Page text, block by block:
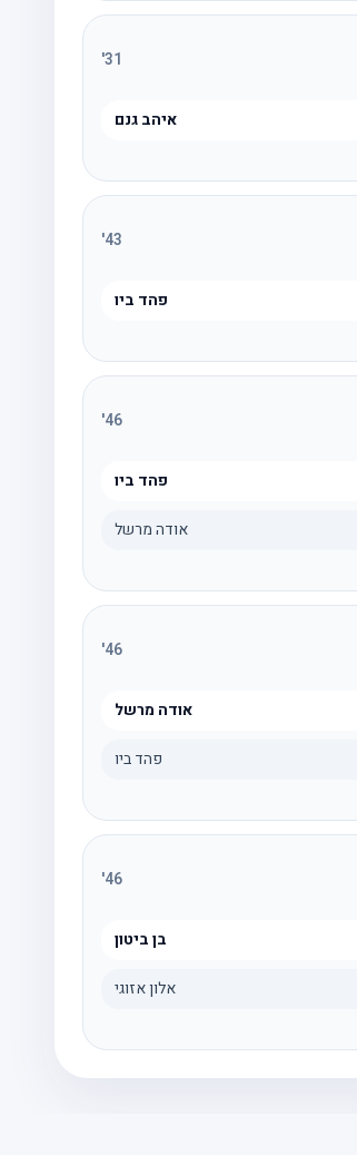
31
'
איהב גנם
43
'
פהד ביו
46
'
פהד ביו
אודה מרשל
46
'
אודה מרשל
פהד ביו
46
'
בן ביטון
אלון אזוגי